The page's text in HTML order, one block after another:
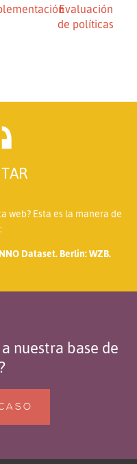
Evaluación
de políticas
web? Esta es la manera de
Dataset. Berlin: WZB.
nuestra base de